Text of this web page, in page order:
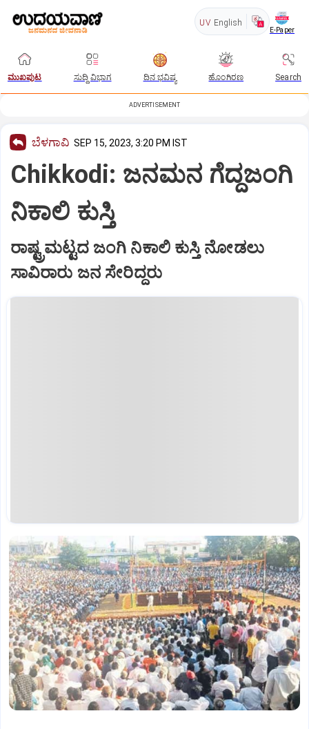
UV English
E-Paper
ಮುಖಪುಟ ಸುದ್ದಿ ವಿಭಾಗ ದಿನ ಭವಿಷ್ಯ ಹೊಂಗಿರಣ Search
ADVERTISEMENT
ಬೆಳಗಾವಿ SEP 15, 2023, 3:20 PM IST
Chikkodi: ಜನಮನ ಗೆದ್ದಜಂಗಿ
ನಿಕಾಲಿ ಕುಸ್ತಿ
ರಾಷ್ಟ್ರಮಟ್ಟದ ಜಂಗಿ ನಿಕಾಲಿ ಕುಸ್ತಿ ನೋಡಲು
ಸಾವಿರಾರು ಜನ ಸೇರಿದ್ದರು